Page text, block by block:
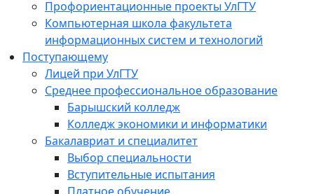
Профориентационные проекты УлГТУ
Компьютерная школа факультета
информационных систем и технологий
Поступающему
Лицей при УлГТУ
Среднее профессиональное образование
Барышский колледж
Колледж экономики и информатики
Бакалавриат и специалитет
Выбор специальности
Вступительные испытания